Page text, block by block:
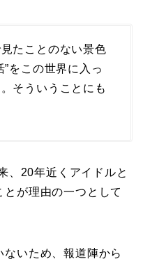
たことのない景色
”をこの世界に入っ
そういうことにも
、20年近くアイドルと
とが理由の一つとして
いため、報道陣から